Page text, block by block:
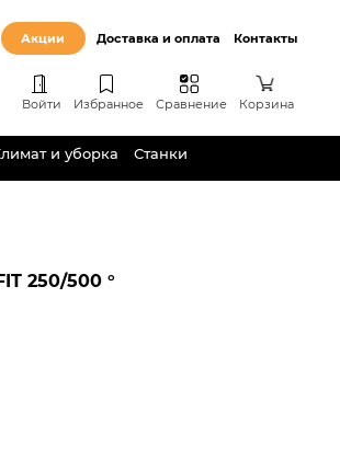
Акции Доставка и оплата Контакты
Войти Избранное Сравнение Корзина
и уборка Станки
250/500 °